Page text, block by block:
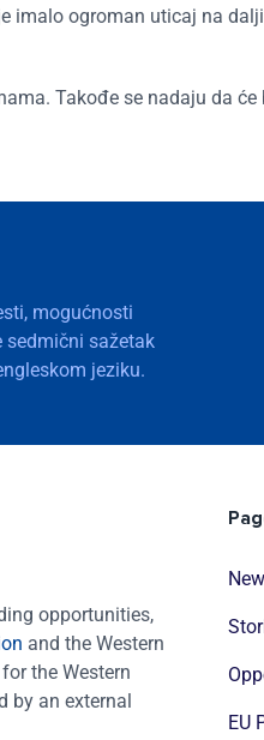
imalo ogroman uticaj na
Takođe se nadaju da će
mogućnosti
sedmični sažetak
jeziku.
opportunities,
and the Western
the Western
by an external
EU